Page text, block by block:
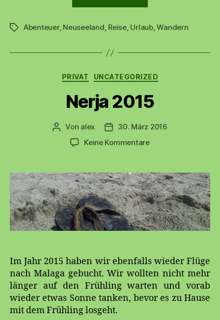
Schlagwörter
Abenteuer, Neuseeland, Reise, Urlaub,Wandern
Kategorien
PRIVAT UNCATEGORIZED
Nerja 2015
Beitragsautor
Von alex Beitragsdatum
30. März 2016
Keine Kommentarezu
Im Jahr 2015 haben wir ebenfalls wieder Flüge
nach Malaga gebucht. Wir wollten nicht mehr
länger auf den Frühling warten und vorab
wieder etwas Sonne tanken, bevor es zu Hause
mit dem Frühling losgeht.